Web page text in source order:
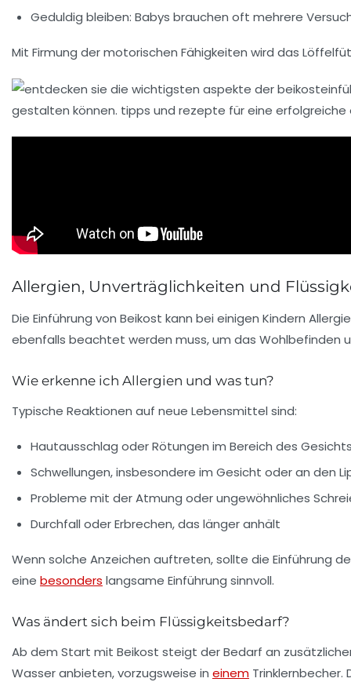
Geduldig bleiben: Babys brauchen oft mehrere
Mit Firmung der motorischen Fähigkeiten wird das
Allergien, Unverträglichkeiten und
Die Einführung von Beikost kann bei einigen Kindern
ebenfalls beachtet werden muss, um das Wohlbefinden
Wie erkenne ich Allergien und was tun?
Typische Reaktionen auf neue Lebensmittel sind:
Hautausschlag oder Rötungen im Bereich des
Schwellungen, insbesondere im Gesicht oder an den
Probleme mit der Atmung oder ungewöhnliches
Durchfall oder Erbrechen, das länger anhält
Wenn solche Anzeichen auftreten, sollte die Einführung
eine besonders langsame Einführung sinnvoll.
Was ändert sich beim Flüssigkeitsbedarf?
Ab dem Start mit Beikost steigt der Bedarf an
Wasser anbieten, vorzugsweise in einem